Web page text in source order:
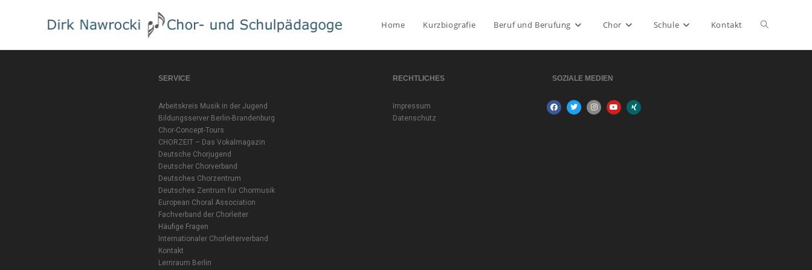
Home Kurzbiografie Beruf und Berufung Chor Schule Kontakt
SERVICE
Arbeitskreis Musik in der Jugend
Bildungsserver Berlin-Brandenburg
Chor-Concept-Tours
CHORZEIT – Das Vokalmagazin
Deutsche Chorjugend
Deutscher Chorverband
Deutsches Chorzentrum
Deutsches Zentrum für Chormusik
European Choral Association
Fachverband der Chorleiter
Häufige Fragen
Internationaler Chorleiterverband
Kontakt
Lernraum Berlin
RECHTLICHES
Impressum
Datenschutz
SOZIALE MEDIEN